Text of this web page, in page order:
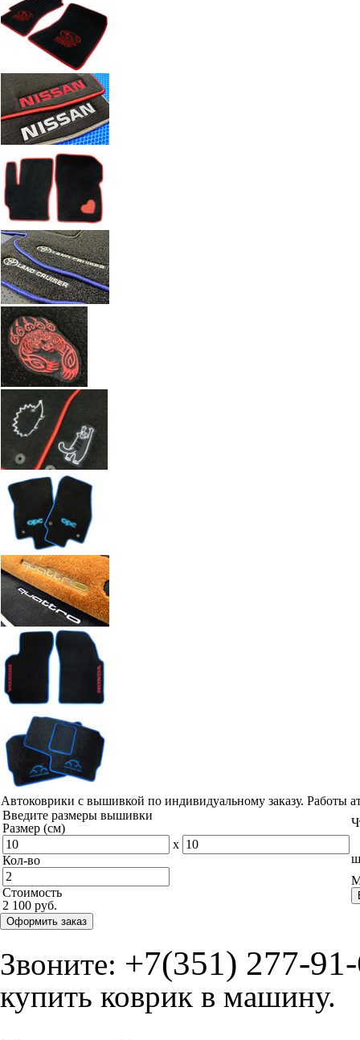
Автоковрики с вышивкой по индивидуальному заказу. Работы
Введите размеры вышивки
Размер (см)
x
Кол-во
Стоимость
2 100 руб.
Оформить заказ
Звоните: +7(351) 277-
купить коврик в машину.